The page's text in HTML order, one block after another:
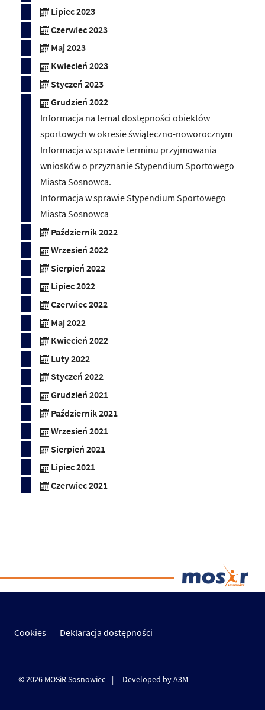
Lipiec 2023
Czerwiec 2023
Maj 2023
Kwiecień 2023
Styczeń 2023
Grudzień 2022
Informacja na temat dostępności obiektów
sportowych w okresie świąteczno-noworocznym
Informacja w sprawie terminu przyjmowania
wniosków o przyznanie Stypendium Sportowego
Miasta Sosnowca.
Informacja w sprawie Stypendium Sportowego
Miasta Sosnowca
Październik 2022
Wrzesień 2022
Sierpień 2022
Lipiec 2022
Czerwiec 2022
Maj 2022
Kwiecień 2022
Luty 2022
Styczeń 2022
Grudzień 2021
Październik 2021
Wrzesień 2021
Sierpień 2021
Lipiec 2021
Czerwiec 2021
Cookies Deklaracja dostępności
© 2026 MOSiR Sosnowiec Developed by A3M